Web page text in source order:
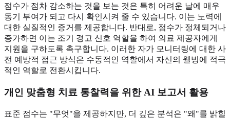
점수가 점차 감소하는 것을 보는 것은 특히 어려운 날에 매우
동기 부여가 되고 다시 확인시켜 줄 수 있습니다. 이는 노력에
대한 실질적인 증거를 제공합니다. 반대로, 점수가 정체되거나
증가하면 이는 조기 경고 신호 역할을 하여 의료 제공자에게
지원을 구하도록 촉구합니다. 이러한 자가 모니터링에 대한 사
전 예방적 접근 방식은 수동적인 역할에서 자신의 웰빙에 적극
적인 역할로 전환시킵니다.
개인 맞춤형 치료 통찰력을 위한 AI 보고서 활용
표준 점수는 "무엇"을 제공하지만, 더 깊은 분석은 "왜"를 밝힐